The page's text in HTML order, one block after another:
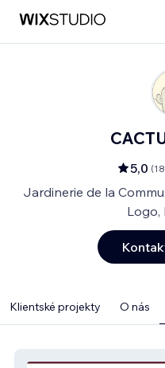
5,0 (18
Jardinerie de la
Logo,
Klientské projekty O nás